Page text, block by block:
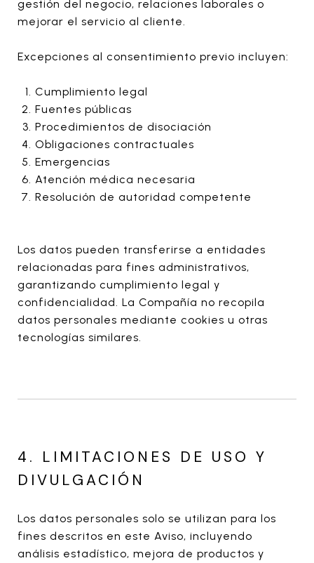
gestión del negocio, relaciones laborales o
mejorar el servicio al cliente.
Excepciones al consentimiento previo incluyen:
Cumplimiento legal
Fuentes públicas
Procedimientos de disociación
Obligaciones contractuales
Emergencias
Atención médica necesaria
Resolución de autoridad competente
Los datos pueden transferirse a entidades
relacionadas para fines administrativos,
garantizando cumplimiento legal y
confidencialidad. La Compañía no recopila
datos personales mediante cookies u otras
tecnologías similares.
4. LIMITACIONES DE USO Y
DIVULGACIÓN
Los datos personales solo se utilizan para los
fines descritos en este Aviso, incluyendo
análisis estadístico, mejora de productos y